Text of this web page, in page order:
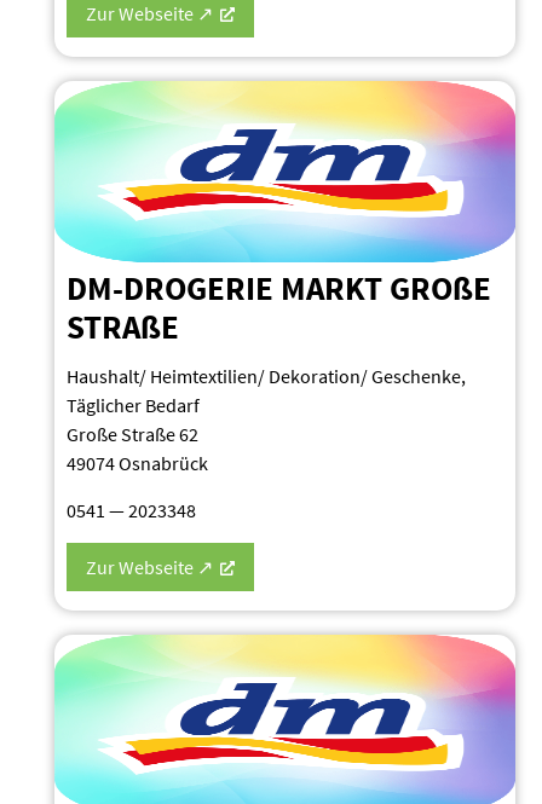
Zur Webseite ↗
DM-DROGERIE MARKT GROßE
STRAßE
Haushalt/ Heimtextilien/ Dekoration/ Geschenke,
Täglicher Bedarf
Große Straße 62
49074 Osnabrück
0541 — 2023348
Zur Webseite ↗